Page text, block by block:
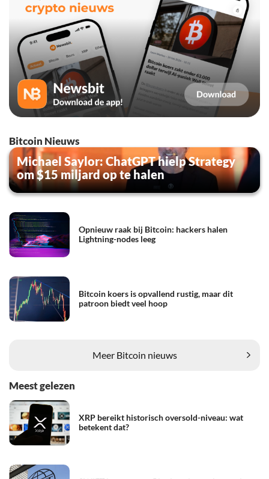
Bitcoin Nieuws
Michael Saylor: ChatGPT hielp Strategy
om $15 miljard op te halen
Opnieuw raak bij Bitcoin: hackers halen
Lightning-nodes leeg
Bitcoin koers is opvallend rustig, maar dit
patroon biedt veel hoop
Meer Bitcoin nieuws
Meest gelezen
XRP bereikt historisch oversold-niveau: wat
betekent dat?